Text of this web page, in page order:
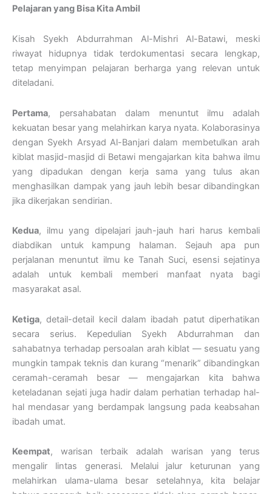
Pelajaran yang Bisa Kita Ambil
Kisah Syekh Abdurrahman Al-Mishri Al-Batawi, meski
riwayat hidupnya tidak terdokumentasi secara lengkap,
tetap menyimpan pelajaran berharga yang relevan untuk
diteladani.
Pertama, persahabatan dalam menuntut ilmu adalah
kekuatan besar yang melahirkan karya nyata. Kolaborasinya
dengan Syekh Arsyad Al-Banjari dalam membetulkan arah
kiblat masjid-masjid di Betawi mengajarkan kita bahwa ilmu
yang dipadukan dengan kerja sama yang tulus akan
menghasilkan dampak yang jauh lebih besar dibandingkan
jika dikerjakan sendirian.
Kedua, ilmu yang dipelajari jauh-jauh hari harus kembali
diabdikan untuk kampung halaman. Sejauh apa pun
perjalanan menuntut ilmu ke Tanah Suci, esensi sejatinya
adalah untuk kembali memberi manfaat nyata bagi
masyarakat asal.
Ketiga, detail-detail kecil dalam ibadah patut diperhatikan
secara serius. Kepedulian Syekh Abdurrahman dan
sahabatnya terhadap persoalan arah kiblat — sesuatu yang
mungkin tampak teknis dan kurang “menarik” dibandingkan
ceramah-ceramah besar — mengajarkan kita bahwa
keteladanan sejati juga hadir dalam perhatian terhadap hal-
hal mendasar yang berdampak langsung pada keabsahan
ibadah umat.
Keempat, warisan terbaik adalah warisan yang terus
mengalir lintas generasi. Melalui jalur keturunan yang
melahirkan ulama-ulama besar setelahnya, kita belajar